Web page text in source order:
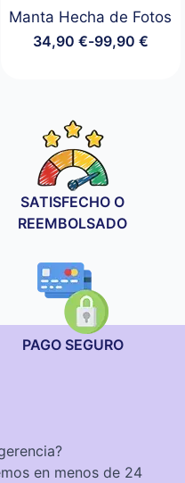
Manta Hecha de Fotos
34,90 €-99,90 €
Rango
hasta
99,90 €
SATISFECHO O
REEMBOLSADO
PAGO SEGURO
en menos de 24